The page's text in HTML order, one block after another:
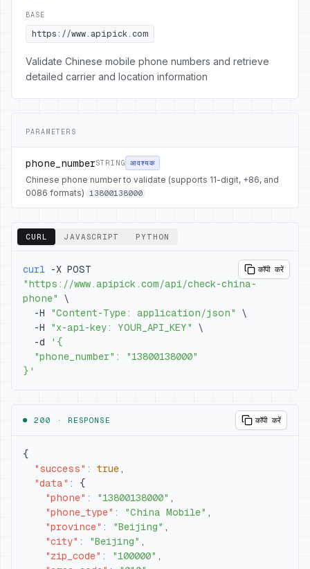
BASE
https://www.apipick.com
Validate Chinese mobile phone numbers and retrieve
detailed carrier and location information
PARAMETERS
phone_numberSTRING आवश्यक
Chinese phone number to validate (supports 11-digit, +86, and
0086 formats)
13800138000
CURL JAVASCRIPT PYTHON
कॉपी करें
curl
"https://www.apipick.com/api/check-china-
phone"
\
  -H
"Content-Type: application/json"
\
  -H
"x-api-key: YOUR_API_KEY"
\
  -d
}'
● 200 · RESPONSE कॉपी करें
{
"success" : true ,
"data" :
{
"phone" : "13800138000" ,
"phone_type" : "China Mobile" ,
"province" : "Beijing" ,
"city" : "Beijing" ,
"zip_code" : "100000" ,